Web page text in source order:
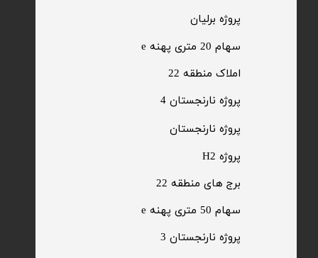
سهام 20 متری پهنه e​​​​​​​
​سهام 50 متری پهنه e
​املاک منطقه 22
برج های منطقه 22
پروژه برلیان
پروژه H2
​پروژه نارنجستان
پروژه نارنجستان 4
​پروژه نارنجستان 3